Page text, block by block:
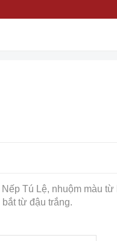
Tú Lệ, nhuộm màu từ
từ đậu trắng.